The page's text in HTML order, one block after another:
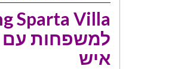
איש